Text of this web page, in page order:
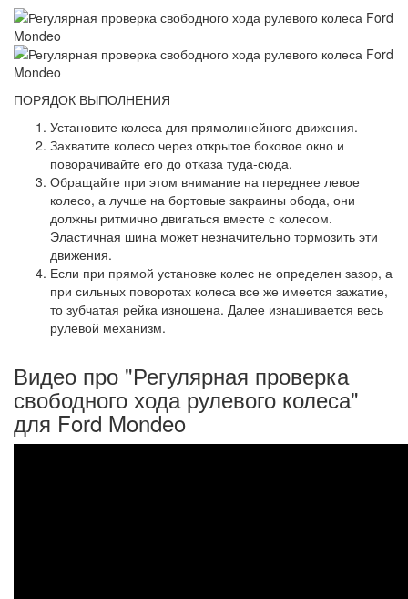
ПОРЯДОК ВЫПОЛНЕНИЯ
Установите колеса для прямолинейного движения.
Захватите колесо через открытое боковое окно и
поворачивайте его до отказа туда-сюда.
Обращайте при этом внимание на переднее левое
колесо, а лучше на бортовые закраины обода, они
должны ритмично двигаться вместе с колесом.
Эластичная шина может незначительно тормозить эти
движения.
Если при прямой установке колес не определен зазор, а
при сильных поворотах колеса все же имеется зажатие,
то зубчатая рейка изношена. Далее изнашивается весь
рулевой механизм.
Видео про "Регулярная проверка
свободного хода рулевого колеса"
для Ford Mondeo